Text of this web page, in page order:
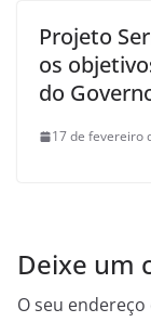
Projeto
os
do
17 de fevereiro
Deixe um
O seu